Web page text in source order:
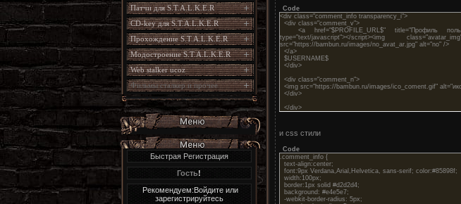
Патчи для S.T.A.L.K.E.R
CD-key для S.T.A.L.K.E.R
Прохождение S.T.A.L.K.E.R
Модостроение S.T.A.L.K.E.R
Web stalker ucoz
Фильмы сталкер и прочее
Быстрая Регистрация
Гость!
Рекомендуем:Войдите или
зарегистрируйтесь
Code
<div class="comment_info transparency_i">
<div class="comment_v">
<a href="$PROFILE_URL$" title="Профиль
type="text/javascript"></script><img
src="https://bambun.ru/images/no_avat_ar.jpg" alt="no" />
</a>
$USERNAME$
</div>
<div class="comment_n">
<img src="https://bambun.ru/images/ico_coment.gif"
</div>
</div>
и css стили
Code
.comment_info {
text-align:center;
font:9px Verdana,Arial,Helvetica, sans-serif; color:#85898f;
width:100px;
border:1px solid #d2d2d4;
background: #e4e5e7;
-webkit-border-radius: 5px;